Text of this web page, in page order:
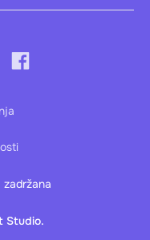
Studio.